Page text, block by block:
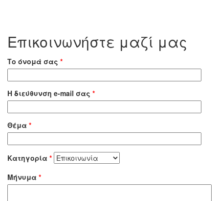
Επικοινωνήστε μαζί μας
Το όνομά σας *
Η διεύθυνση e-mail σας *
Θέμα *
Κατηγορία *
Μήνυμα *